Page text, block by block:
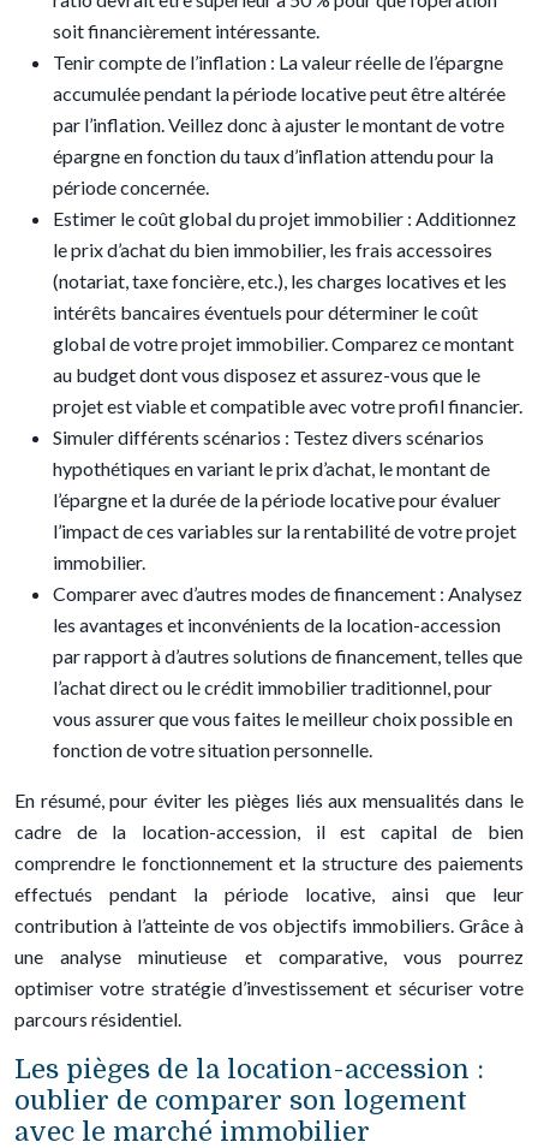
soit financièrement intéressante.
Tenir compte de l’inflation : La valeur réelle de l’épargne
accumulée pendant la période locative peut être altérée
par l’inflation. Veillez donc à ajuster le montant de votre
épargne en fonction du taux d’inflation attendu pour la
période concernée.
Estimer le coût global du projet immobilier : Additionnez
le prix d’achat du bien immobilier, les frais accessoires
(notariat, taxe foncière, etc.), les charges locatives et les
intérêts bancaires éventuels pour déterminer le coût
global de votre projet immobilier. Comparez ce montant
au budget dont vous disposez et assurez-vous que le
projet est viable et compatible avec votre profil financier.
Simuler différents scénarios : Testez divers scénarios
hypothétiques en variant le prix d’achat, le montant de
l’épargne et la durée de la période locative pour évaluer
l’impact de ces variables sur la rentabilité de votre projet
immobilier.
Comparer avec d’autres modes de financement : Analysez
les avantages et inconvénients de la location-accession
par rapport à d’autres solutions de financement, telles que
l’achat direct ou le crédit immobilier traditionnel, pour
vous assurer que vous faites le meilleur choix possible en
fonction de votre situation personnelle.
En résumé, pour éviter les pièges liés aux mensualités dans le
cadre de la location-accession, il est capital de bien
comprendre le fonctionnement et la structure des paiements
effectués pendant la période locative, ainsi que leur
contribution à l’atteinte de vos objectifs immobiliers. Grâce à
une analyse minutieuse et comparative, vous pourrez
optimiser votre stratégie d’investissement et sécuriser votre
parcours résidentiel.
Les pièges de la location-accession :
oublier de comparer son logement
avec le marché immobilier